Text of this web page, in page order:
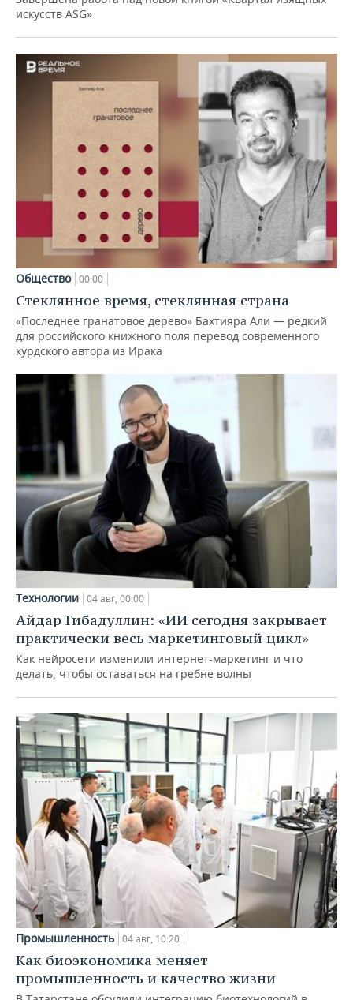
искусств ASG»
Общество 00:00
Стеклянное время, стеклянная страна
«Последнее гранатовое дерево» Бахтияра Али — редкий
для российского книжного поля перевод современного
курдского автора из Ирака
Технологии 04 авг, 00:00
Айдар Гибадуллин: «ИИ сегодня закрывает
практически весь маркетинговый цикл»
Как нейросети изменили интернет-маркетинг и что
делать, чтобы оставаться на гребне волны
Промышленность 04 авг, 10:20
Как биоэкономика меняет
промышленность и качество жизни